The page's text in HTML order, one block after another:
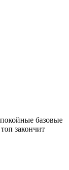
базовые
закончит